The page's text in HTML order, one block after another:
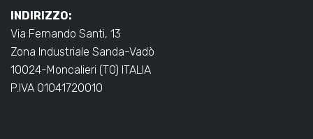
INDIRIZZO:
Via Fernando Santi, 13
Zona Industriale Sanda-Vadò
10024-Moncalieri (TO) ITALIA
P.IVA 01041720010